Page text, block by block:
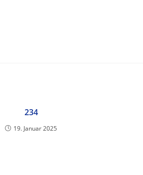
234
19. Januar 2025